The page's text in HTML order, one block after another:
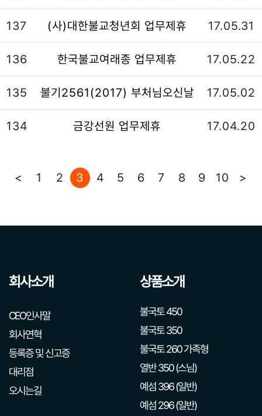
137 (사)대한불교청년회 업무제휴 17.05.31
136 한국불교여래종 업무제휴 17.05.22
135 불기2561(2017) 부처님오신날 17.05.02
134 금강선원 업무제휴 17.04.20
< 1 2 3 4 5 6 7 8 9 10 >
회사소개
CEO인사말
회사연혁
등록증 및 신고증
대리점
오시는길
상품소개
불국토 450
불국토 350
불국토 260 가족형
열반 350 (스님)
예섬 396 (일반)
예섬 296 (일반)